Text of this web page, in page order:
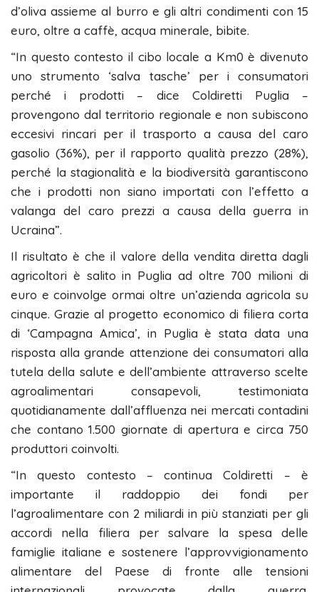
d’oliva assieme al burro e gli altri condimenti con 15
euro, oltre a caffè, acqua minerale, bibite.
“In questo contesto il cibo locale a Km0 è divenuto
uno strumento ‘salva tasche’ per i consumatori
perché i prodotti – dice Coldiretti Puglia –
provengono dal territorio regionale e non subiscono
eccesivi rincari per il trasporto a causa del caro
gasolio (36%), per il rapporto qualità prezzo (28%),
perché la stagionalità e la biodiversità garantiscono
che i prodotti non siano importati con l’effetto a
valanga del caro prezzi a causa della guerra in
Ucraina”.
Il risultato è che il valore della vendita diretta dagli
agricoltori è salito in Puglia ad oltre 700 milioni di
euro e coinvolge ormai oltre un’azienda agricola su
cinque. Grazie al progetto economico di filiera corta
di ‘Campagna Amica’, in Puglia è stata data una
risposta alla grande attenzione dei consumatori alla
tutela della salute e dell’ambiente attraverso scelte
agroalimentari consapevoli, testimoniata
quotidianamente dall’affluenza nei mercati contadini
che contano 1.500 giornate di apertura e circa 750
produttori coinvolti.
“In questo contesto – continua Coldiretti – è
importante il raddoppio dei fondi per
l’agroalimentare con 2 miliardi in più stanziati per gli
accordi nella filiera per salvare la spesa delle
famiglie italiane e sostenere l’approvvigionamento
alimentare del Paese di fronte alle tensioni